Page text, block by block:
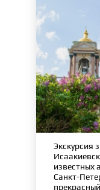
Экскурсия
известных
Санкт-